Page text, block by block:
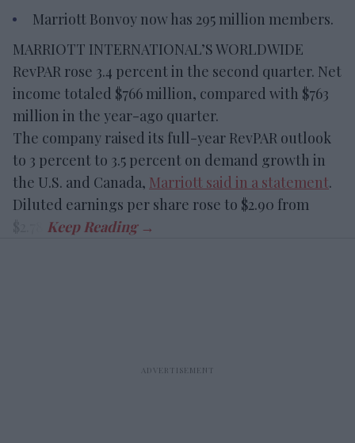
Marriott Bonvoy now has 295 million members.
MARRIOTT INTERNATIONAL’S WORLDWIDE
RevPAR rose 3.4 percent in the second quarter. Net
income totaled $766 million, compared with $763
million in the year-ago quarter.
The company raised its full-year RevPAR outlook
to 3 percent to 3.5 percent on demand growth in
the U.S. and Canada, Marriott said in a statement.
Diluted earnings per share rose to $2.90 from